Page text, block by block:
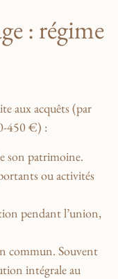
: régime
aux acquêts (par
450 €) :
son patrimoine.
ou activités
pendant l’union,
commun. Souvent
intégrale au